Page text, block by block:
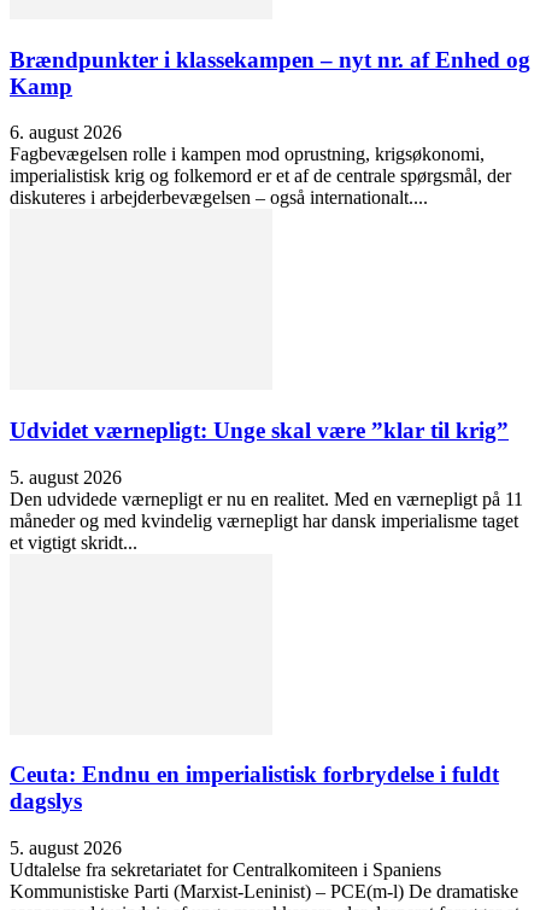
Brændpunkter i klassekampen – nyt nr. af Enhed og
Kamp
6. august 2026
Fagbevægelsen rolle i kampen mod oprustning, krigsøkonomi,
imperialistisk krig og folkemord er et af de centrale spørgsmål, der
diskuteres i arbejderbevægelsen – også internationalt....
Udvidet værnepligt: Unge skal være ”klar til krig”
5. august 2026
Den udvidede værnepligt er nu en realitet. Med en værnepligt på 11
måneder og med kvindelig værnepligt har dansk imperialisme taget
et vigtigt skridt...
Ceuta: Endnu en imperialistisk forbrydelse i fuldt
dagslys
5. august 2026
Udtalelse fra sekretariatet for Centralkomiteen i Spaniens
Kommunistiske Parti (Marxist-Leninist) – PCE(m-l) De dramatiske